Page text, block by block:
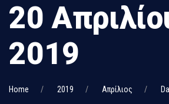
20
2019
Home 2019 Απρίλιος